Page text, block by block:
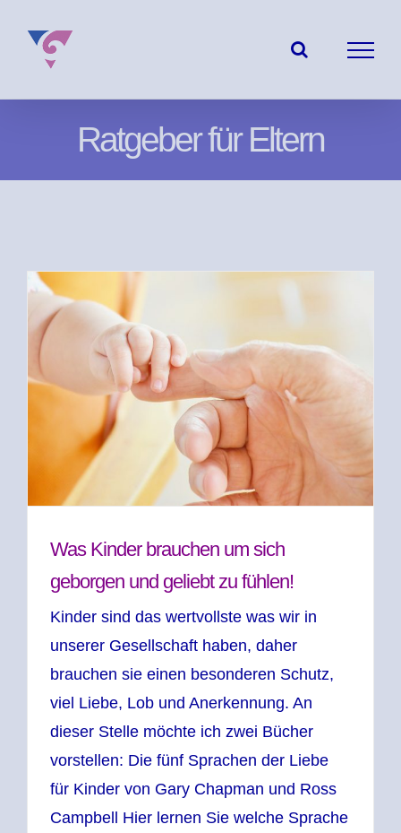
Inhalt
springen
Ratgeber für Eltern
Was Kinder brauchen um sich
geborgen und geliebt zu fühlen!
Kinder sind das wertvollste was wir in
unserer Gesellschaft haben, daher
brauchen sie einen besonderen Schutz,
viel Liebe, Lob und Anerkennung. An
dieser Stelle möchte ich zwei Bücher
vorstellen: Die fünf Sprachen der Liebe
für Kinder von Gary Chapman und Ross
Campbell Hier lernen Sie welche Sprache